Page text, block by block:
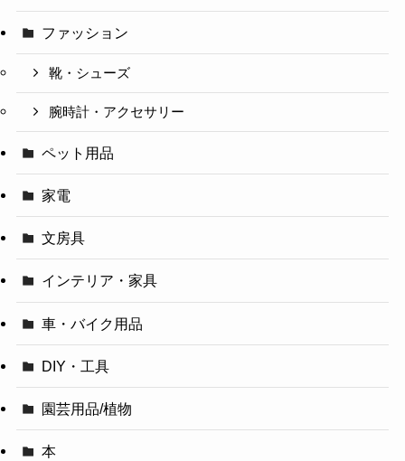
ファッション
靴・シューズ
腕時計・アクセサリー
ペット用品
家電
文房具
インテリア・家具
車・バイク用品
DIY・工具
園芸用品/植物
本